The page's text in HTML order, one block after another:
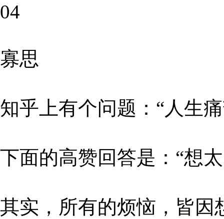
04
寡思
知乎上有个问题：“人生
下面的高赞回答是：“想
其实，所有的烦恼，皆因